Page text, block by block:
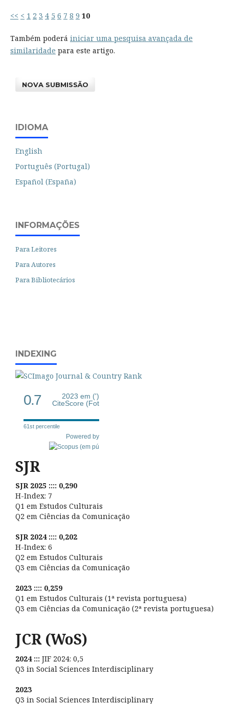
<< < 1 2 3 4 5 6 7 8 9 10
Também poderá iniciar uma pesquisa avançada de
similaridade para este artigo.
NOVA SUBMISSÃO
IDIOMA
English
Português (Portugal)
Español (España)
INFORMAÇÕES
Para Leitores
Para Autores
Para Bibliotecários
INDEXING
0.7
2023 em (')
CiteScore (Fot
61st percentile
Powered by
SJR
SJR 2025 :::: 0,290
H-Index: 7
Q1 em Estudos Culturais
Q2 em Ciências da Comunicação
SJR 2024 :::: 0,202
H-Index: 6
Q2 em Estudos Culturais
Q3 em Ciências da Comunicação
2023 :::: 0,259
Q1 em Estudos Culturais (1ª revista portuguesa)
Q3 em Ciências da Comunicação (2ª revista portuguesa)
JCR (WoS)
2024 ::: JIF 2024: 0,5
Q3 in Social Sciences Interdisciplinary
2023
Q3 in Social Sciences Interdisciplinary